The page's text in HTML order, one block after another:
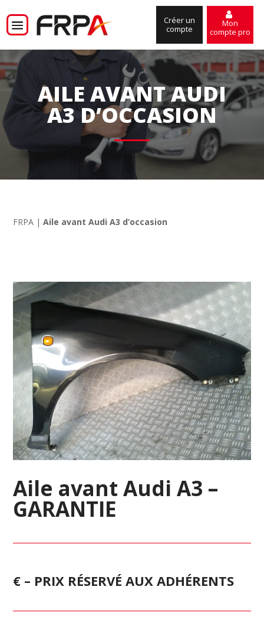
Créer un
compte
Mon
compte pro
AILE AVANT AUDI
A3 D’OCCASION
FRPA |Aile avant Audi A3 d’occasion
Aile avant Audi A3 –
GARANTIE
€ – PRIX RÉSERVÉ AUX ADHÉRENTS